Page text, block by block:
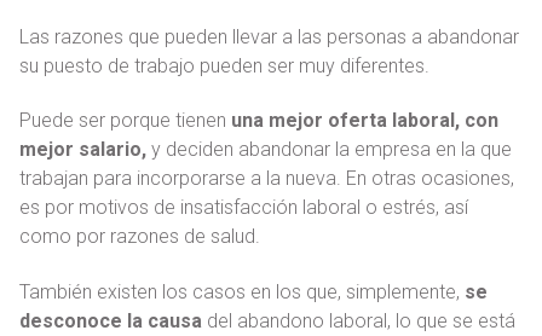
Las razones que pueden llevar a las personas a abandonar
su puesto de trabajo pueden ser muy diferentes.
Puede ser porque tienen una mejor oferta laboral, con
mejor salario, y deciden abandonar la empresa en la que
trabajan para incorporarse a la nueva. En otras ocasiones,
es por motivos de insatisfacción laboral o estrés, así
como por razones de salud.
También existen los casos en los que, simplemente, se
desconoce la causa del abandono laboral, lo que se está